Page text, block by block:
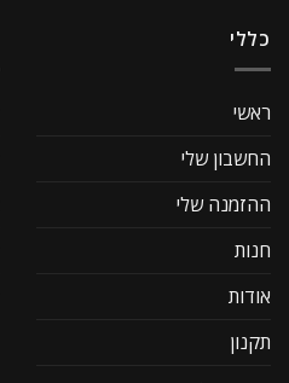
כללי
ראשי
החשבון שלי
ההזמנה שלי
חנות
אודות
תקנון